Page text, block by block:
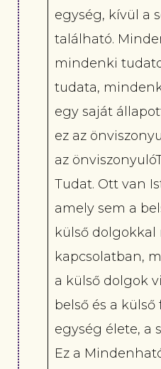
egység, kívül a
található.
mindenki
tudata,
egy saját
ez az
az
Tudat. Ott van
amely sem a
külső dolgokkal
kapcsolatban,
a külső dolgok
belső és a külső
egység élete, a
Ez a